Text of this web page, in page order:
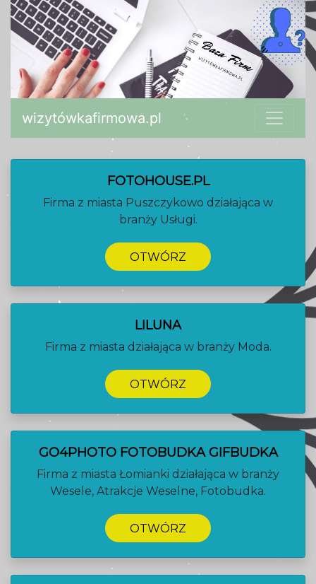
wizytówkafirmowa.pl
FOTOHOUSE.PL
Firma z miasta Puszczykowo działająca w
branży Usługi.
OTWÓRZ
LILUNA
Firma z miasta działająca w branży Moda.
OTWÓRZ
GO4PHOTO FOTOBUDKA GIFBUDKA
Firma z miasta Łomianki działająca w branży
Wesele, Atrakcje Weselne, Fotobudka.
OTWÓRZ